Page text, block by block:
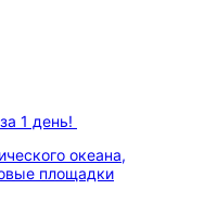
1 день!
океана,
площадки